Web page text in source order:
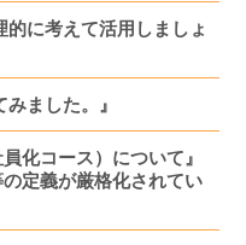
に考えて活用しましょ
ました。』
化コース）について』
定義が厳格化されてい